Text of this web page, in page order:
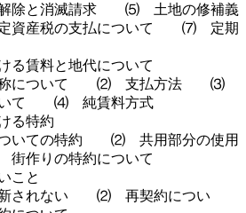
と消滅請求 ⑸ 土地の修補義
産税の支払について ⑺ 定期
る賃料と地代について
称について ⑵ 支払方法 ⑶
いて ⑷ 純賃料方式
る特約
いての特約 ⑵ 共用部分の使用
りの特約について
こと
されない ⑵ 再契約につい